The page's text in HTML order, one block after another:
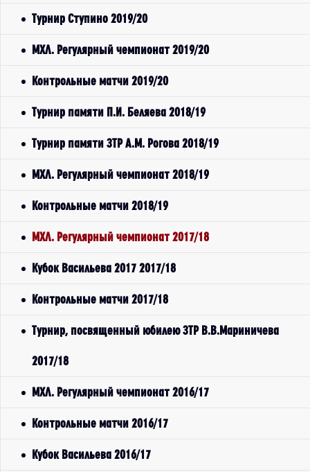
Турнир Ступино 2019/20
МХЛ. Регулярный чемпионат 2019/20
Контрольные матчи 2019/20
Турнир памяти П.И. Беляева 2018/19
Турнир памяти ЗТР А.М. Рогова 2018/19
МХЛ. Регулярный чемпионат 2018/19
Контрольные матчи 2018/19
МХЛ. Регулярный чемпионат 2017/18
Кубок Васильева 2017 2017/18
Контрольные матчи 2017/18
Турнир, посвященный юбилею ЗТР В.В.Мариничева
2017/18
МХЛ. Регулярный чемпионат 2016/17
Контрольные матчи 2016/17
Кубок Васильева 2016/17